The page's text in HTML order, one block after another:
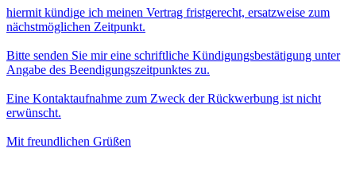
hiermit kündige ich meinen Vertrag fristgerecht, ersatzweise zum
nächstmöglichen Zeitpunkt.
Bitte senden Sie mir eine schriftliche Kündigungsbestätigung unter
Angabe des Beendigungszeitpunktes zu.
Eine Kontaktaufnahme zum Zweck der Rückwerbung ist nicht
erwünscht.
Mit freundlichen Grüßen